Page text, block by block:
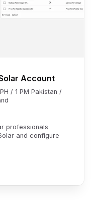
Account
/ 1 PM Pakistan /
professionals
and configure